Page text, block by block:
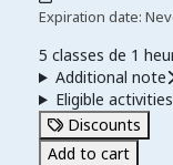
Expiration date:
5 classes de 1
Additional note
Eligible activities
Discounts
Add to cart